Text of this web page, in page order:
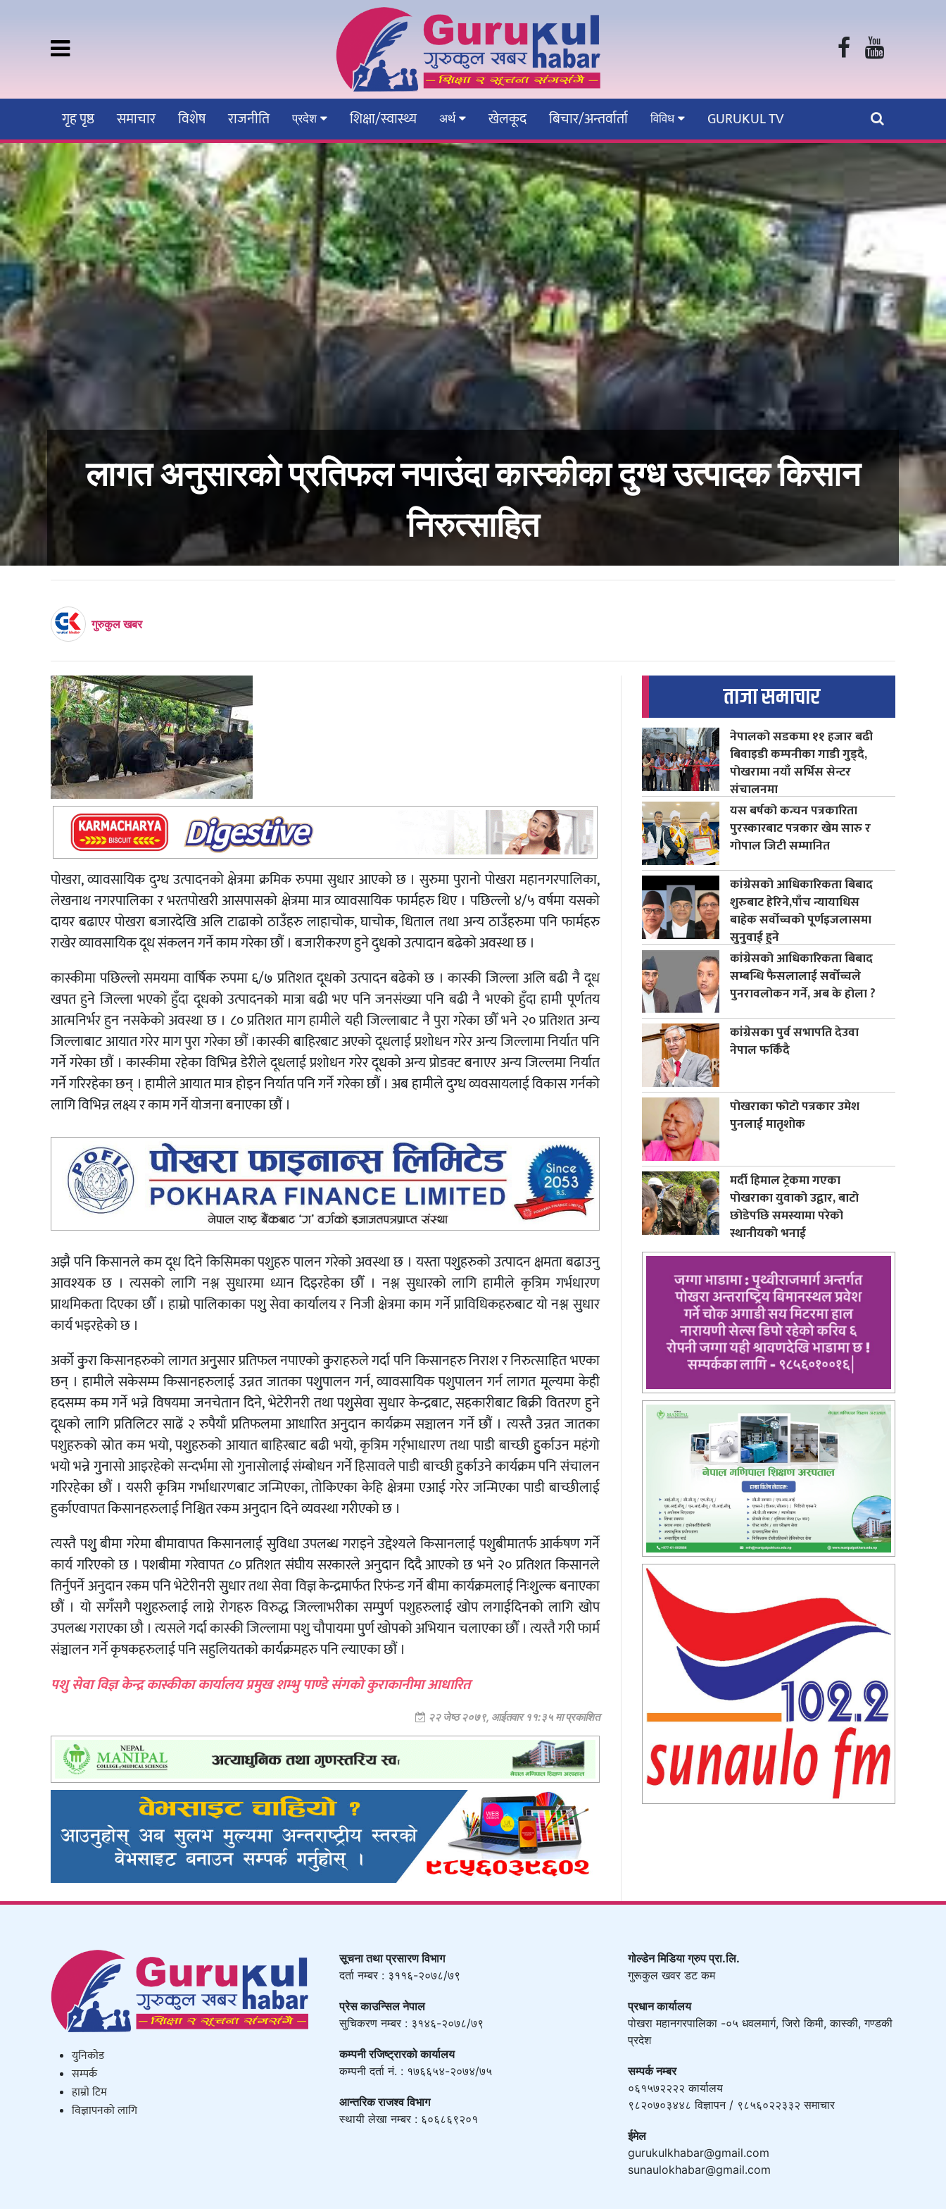
गृह पृष्ठ समाचार विशेष राजनीति प्रदेश शिक्षा/स्वास्थ्य अर्थ खेलकूद बिचार/अन्तर्वार्ता विविध GURUKUL TV
लागत अनुसारको प्रतिफल नपाउंदा कास्कीका दुग्ध उत्पादक किसान
निरुत्साहित
गुरुकुल खबर
पोखरा, व्यावसायिक दुग्ध उत्पादनको क्षेत्रमा क्रमिक रुपमा सुधार आएको छ । सुरुमा पुरानो पोखरा महानगरपालिका,
लेखनाथ नगरपालिका र भरतपोखरी आसपासको क्षेत्रमा मात्र व्यावसायिक फार्महरु थिए । पछिल्लो ४/५ वर्षमा यसको
दायर बढाएर पोखरा बजारदेखि अलि टाढाको ठाउँहरु लाहाचोक, घाचोक, धिताल तथा अन्य ठाउँहरुमा पनि फार्महरु
राखेर व्यावसायिक दूध संकलन गर्ने काम गरेका छौं । बजारीकरण हुने दुधको उत्पादान बढेको अवस्था छ ।
कास्कीमा पछिल्लो समयमा वार्षिक रुपमा ६/७ प्रतिशत दूधको उत्पादन बढेको छ । कास्की जिल्ला अलि बढी नै दूध
खपत हुने जिल्ला भएको हुँदा दूधको उत्पादनको मात्रा बढी भए पनि जनसंख्या पनि बढी नै भएको हुँदा हामी पूर्णतय
आत्मनिर्भर हुन नसकेको अवस्था छ । ८० प्रतिशत माग हामीले यही जिल्लाबाट नै पुरा गरेका छौँ भने २० प्रतिशत अन्य
जिल्लाबाट आयात गरेर माग पुरा गरेका छौं ।कास्की बाहिरबाट अएको दूधलाई प्रशोधन गरेर अन्य जिल्लामा निर्यात पनि
गर्ने गरेका छौं । कास्कीमा रहेका विभिन्न डेरीले दूधलाई प्रशोधन गरेर दूधको अन्य प्रोडक्ट बनाएर अन्य जिल्लमा निर्यात
गर्ने गरिरहेका छन् । हामीले आयात मात्र होइन निर्यात पनि गर्ने गरेका छौं । अब हामीले दुग्ध व्यवसायलाई विकास गर्नको
लागि विभिन्न लक्ष्य र काम गर्ने योजना बनाएका छौं ।
अझै पनि किसानले कम दूध दिने किसिमका पशुहरु पालन गरेको अवस्था छ । यस्ता पशुुहरुको उत्पादन क्षमता बढाउनु
आवश्यक छ । त्यसको लागि नश्ल सुुधारमा ध्यान दिइरहेका छौँ । नश्ल सुुधारको लागि हामीले कृत्रिम गर्भधारण
प्राथमिकता दिएका छौँ । हाम्रो पालिकाका पशुु सेवा कार्यालय र निजी क्षेत्रमा काम गर्ने प्राविधिकहरुबाट यो नश्ल सुुधार
कार्य भइरहेको छ ।
अर्को कुुरा किसानहरुको लागत अनुुसार प्रतिफल नपाएको कुुराहरुले गर्दा पनि किसानहरु निराश र निरुत्साहित भएका
छन् । हामीले सकेसम्म किसानहरुलाई उन्नत जातका पशुुपालन गर्न, व्यावसायिक पशुपालन गर्न लागत मूल्यमा केही
हदसम्म कम गर्ने भन्ने विषयमा जनचेतान दिने, भेटेरीनरी तथा पशुुसेवा सुधार केन्द्रबाट, सहकारीबाट बिक्री वितरण हुने
दूधको लागि प्रतिलिटर साढें २ रुपैयाँ प्रतिफलमा आधारित अनुुदान कार्यक्रम सञ्चालन गर्ने छौं । त्यस्तै उन्नत जातका
पशुहरुको स्रोत कम भयो, पशुुहरुको आयात बाहिरबाट बढी भयो, कृत्रिम गर्र्भाधारण तथा पाडी बाच्छी हुुर्काउन महंगो
भयो भन्ने गुुनासो आइरहेको सन्दर्भमा सो गुनासोलाई संम्बोधन गर्ने हिसावले पाडी बाच्छी हुुर्काउने कार्यक्रम पनि संचालन
गरिरहेका छौं । यसरी कृत्रिम गर्भाधारणबाट जन्मिएका, तोकिएका केहि क्षेत्रमा एआई गरेर जन्मिएका पाडी बाच्छीलाई
हुर्काएवापत किसानहरुलाई निश्चित रकम अनुदान दिने व्यवस्था गरीएको छ ।
त्यस्तै पशुु बीमा गरेमा बीमावापत किसानलाई सुविधा उपलब्ध गराइने उद्देश्यले किसानलाई पशुबीमातर्फ आर्कषण गर्ने
कार्य गरिएको छ । पशबीमा गरेवापत ८० प्रतिशत संघीय सरकारले अनुदान दिदै आएको छ भने २० प्रतिशत किसानले
तिर्नुपर्ने अनुदान रकम पनि भेटेरीनरी सुुधार तथा सेवा विज्ञ केन्द्रमार्फत रिफंन्ड गर्ने बीमा कार्यक्रमलाई निःशुुल्क बनाएका
छौं । यो सगँसगै पशुुहरुलाई लाग्ने रोगहरु विरुद्ध जिल्लाभरीका सम्पुुर्ण पशुहरुलाई खोप लगाईदिनको लागि खोप
उपलब्ध गराएका छौ । त्यसले गर्दा कास्की जिल्लामा पशुु चौपायमा पुुर्ण खोपको अभियान चलाएका छौँ । त्यस्तै गरी फार्म
संञ्चालन गर्ने कृषकहरुलाई पनि सहुलियतको कार्यक्रमहरु पनि ल्याएका छौं ।
पशु सेवा विज्ञ केन्द्र कास्कीका कार्यालय प्रमुख शम्भु पाण्डे संगको कुराकानीमा आधारित
२२ जेष्ठ २०७९, आईतवार ११:३५ मा प्रकाशित
ताजा समाचार
नेपालको सडकमा ११ हजार बढी
बिवाइडी कम्पनीका गाडी गुड्दै,
पोखरामा नयाँ सर्भिस सेन्टर
संचालनमा
यस बर्षको कन्चन पत्रकारिता
पुरस्कारबाट पत्रकार खेम सारु र
गोपाल जिटी सम्मानित
कांग्रेसको आधिकारिकता बिबाद
शुरुबाट हेरिने,पाँच न्यायाधिस
बाहेक सर्वोच्चको पूर्णइजलासमा
सुनुवाई हुने
कांग्रेसको आधिकारिकता बिबाद
सम्बन्धि फैसलालाई सर्वोच्चले
पुनरावलोकन गर्ने, अब के होला ?
कांग्रेसका पुर्व सभापति देउवा
नेपाल फर्किंदै
पोखराका फोटो पत्रकार उमेश
पुनलाई मातृशोक
मर्दी हिमाल ट्रेकमा गएका
पोखराका युवाको उद्वार, बाटो
छोडेपछि समस्यामा परेको
स्थानीयको भनाई
युनिकाेड
सम्पर्क
हाम्राे टिम
विज्ञापनको लागि
सूचना तथा प्रसारण विभाग
दर्ता नम्बर : ३११६-२०७८/७९
प्रेस काउन्सिल नेपाल
सुचिकरण नम्बर : ३१४६-२०७८/७९
कम्पनी रजिष्ट्रारको कार्यालय
कम्पनी दर्ता नं. : १७६६५४-२०७४/७५
आन्तरिक राजश्व विभाग
स्थायी लेखा नम्बर : ६०६८६९२०१
गोल्डेन मिडिया ग्रुप प्रा.लि.
गुरूकुल खवर डट कम
प्रधान कार्यालय
पोखरा महानगरपालिका -०५ धवलमार्ग, जिरो किमी, कास्की, गण्डकी
प्रदेश
सम्पर्क नम्बर
०६१५७२२२२ कार्यालय
९८२०७०३४४८ विज्ञापन / ९८५६०२२३३२ समाचार
ईमेल
gurukulkhabar@gmail.com
sunaulokhabar@gmail.com